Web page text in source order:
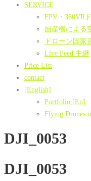
SERVICE
FPV・360VR
国産機による
ドローン国
Live Feed 中継
Price List
contact
[English]
Portfolio [En]
Flying Drones
DJI_0053
DJI_0053